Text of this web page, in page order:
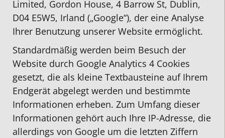
Limited, Gordon House, 4 Barrow St, Dublin,
D04 E5W5, Irland („Google“), der eine Analyse
Ihrer Benutzung unserer Website ermöglicht.
Standardmäßig werden beim Besuch der
Website durch Google Analytics 4 Cookies
gesetzt, die als kleine Textbausteine auf Ihrem
Endgerät abgelegt werden und bestimmte
Informationen erheben. Zum Umfang dieser
Informationen gehört auch Ihre IP-Adresse, die
allerdings von Google um die letzten Ziffern